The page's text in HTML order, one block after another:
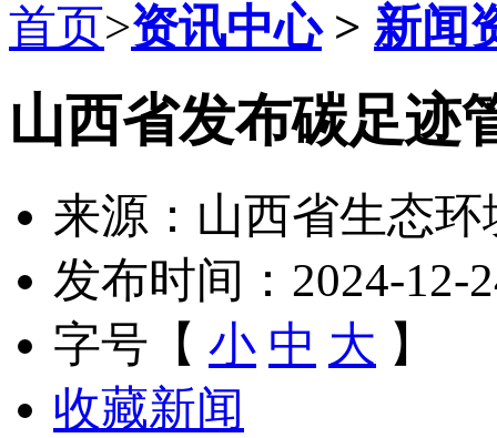
首页>资讯中心> 新闻
山西省发布碳足迹
来源：山西省生态环
发布时间：2024-12-
字号【 小 中 大 】
收藏新闻